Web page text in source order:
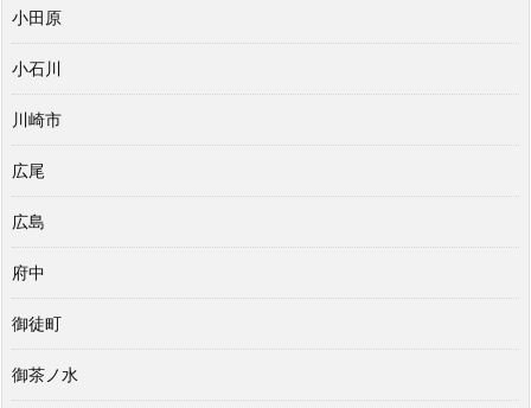
小田原
小石川
川崎市
広尾
広島
府中
御徒町
御茶ノ水